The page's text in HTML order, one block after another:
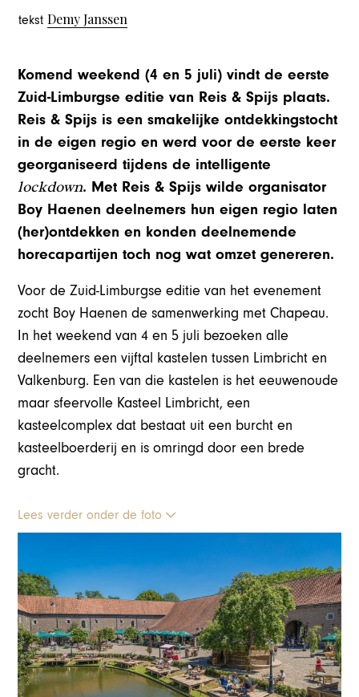
tekstDemy Janssen
Komend weekend (4 en 5 juli) vindt de eerste
Zuid-Limburgse editie van Reis & Spijs plaats.
Reis & Spijs is een smakelijke ontdekkingstocht
in de eigen regio en werd voor de eerste keer
georganiseerd tijdens de intelligente
lockdown. Met Reis & Spijs wilde organisator
Boy Haenen deelnemers hun eigen regio laten
(her)ontdekken en konden deelnemende
horecapartijen toch nog wat omzet genereren.
Voor de Zuid-Limburgse editie van het evenement
zocht Boy Haenen de samenwerking met Chapeau.
In het weekend van 4 en 5 juli bezoeken alle
deelnemers een vijftal kastelen tussen Limbricht en
Valkenburg. Een van die kastelen is het eeuwenoude
maar sfeervolle Kasteel Limbricht, een
kasteelcomplex dat bestaat uit een burcht en
kasteelboerderij en is omringd door een brede
gracht.
Lees verder onder de foto